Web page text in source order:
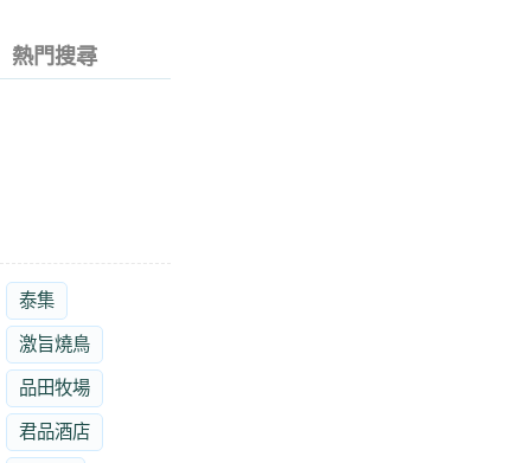
熱門搜尋
泰集
激旨燒鳥
品田牧場
君品酒店